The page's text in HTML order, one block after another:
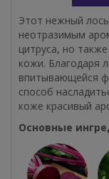
Этот нежный
неотразимым
цитруса, но
кожи. Благодаря
впитывающейся
способ
коже красивый
Основные